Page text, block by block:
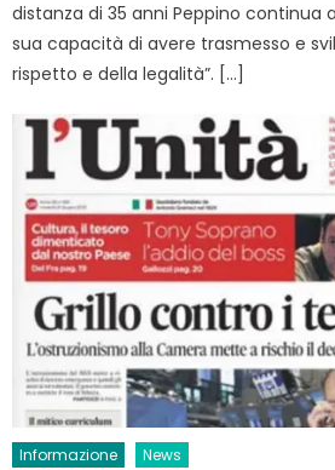
distanza di 35 anni Peppino continua
sua capacità di avere trasmesso e
rispetto e della legalità”. […]
Informazione News